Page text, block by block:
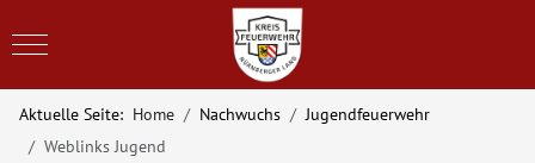
Mobile Menu Toggle
Aktuelle Seite: Home Nachwuchs
Jugendfeuerwehr
Weblinks Jugend